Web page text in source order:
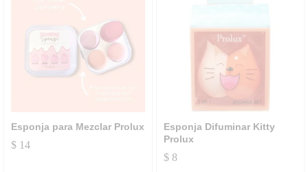
Esponja para Mezclar Prolux
$ 14
Esponja Difuminar Kitty
Prolux
$8